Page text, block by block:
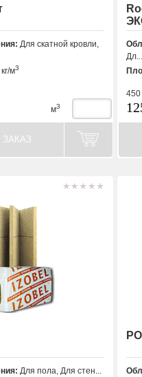
Для скатной кровли,
м3
м3
Дл...
Для пола, Для стен...